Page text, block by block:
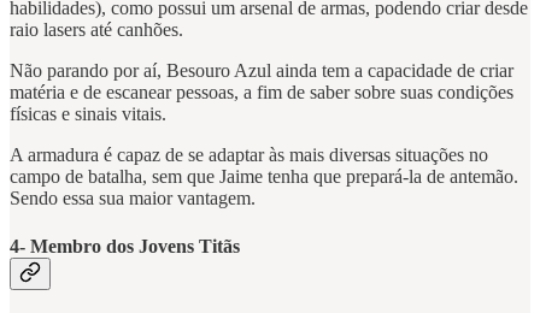
habilidades), como possui um arsenal de armas, podendo criar desde
raio lasers até canhões.
Não parando por aí, Besouro Azul ainda tem a capacidade de criar
matéria e de escanear pessoas, a fim de saber sobre suas condições
físicas e sinais vitais.
A armadura é capaz de se adaptar às mais diversas situações no
campo de batalha, sem que Jaime tenha que prepará-la de antemão.
Sendo essa sua maior vantagem.
4- Membro dos Jovens Titãs